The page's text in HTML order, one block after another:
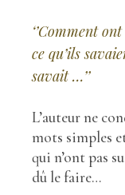
‘’Comment
ce qu’ils
savait …’’
L’auteur ne
mots simples
qui n’ont pas
dû le faire…